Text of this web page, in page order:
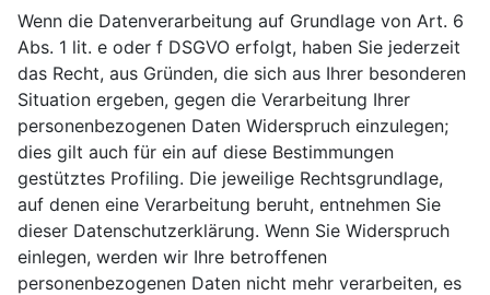
Wenn die Datenverarbeitung auf Grundlage von Art. 6
Abs. 1 lit. e oder f DSGVO erfolgt, haben Sie jederzeit
das Recht, aus Gründen, die sich aus Ihrer besonderen
Situation ergeben, gegen die Verarbeitung Ihrer
personenbezogenen Daten Widerspruch einzulegen;
dies gilt auch für ein auf diese Bestimmungen
gestütztes Profiling. Die jeweilige Rechtsgrundlage,
auf denen eine Verarbeitung beruht, entnehmen Sie
dieser Datenschutzerklärung. Wenn Sie Widerspruch
einlegen, werden wir Ihre betroffenen
personenbezogenen Daten nicht mehr verarbeiten, es